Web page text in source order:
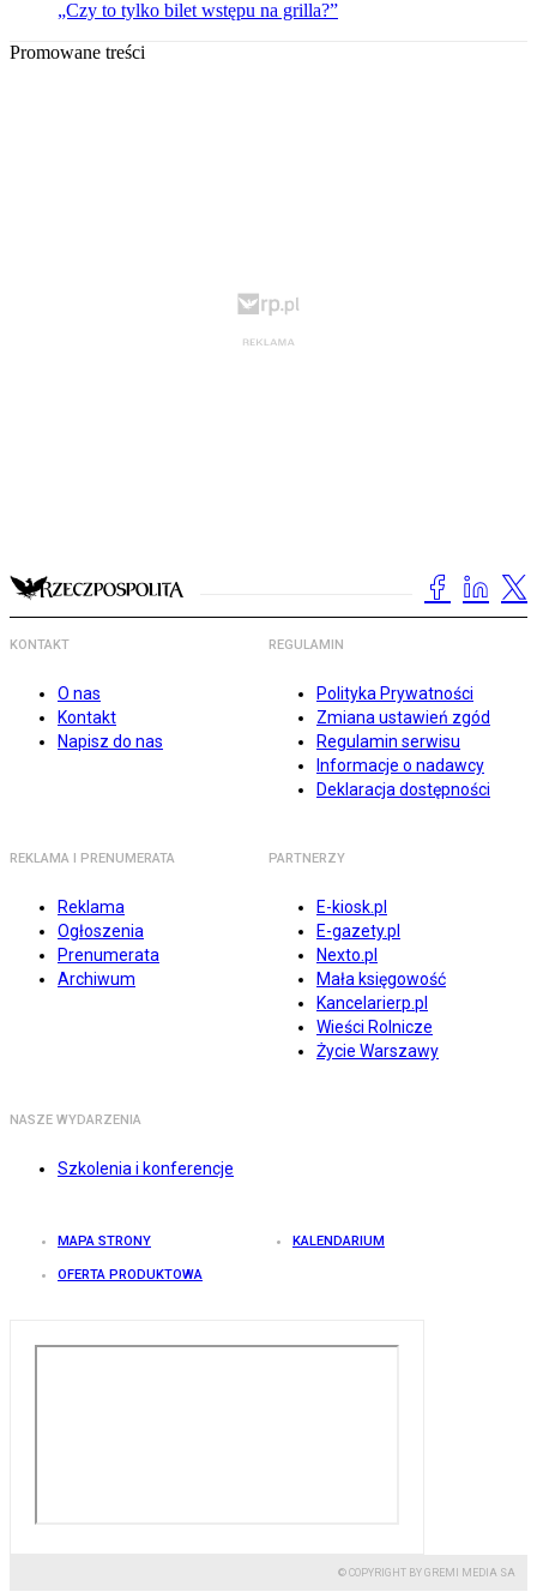
„Czy to tylko bilet wstępu na grilla?”
Promowane treści
KONTAKT
O nas
Kontakt
Napisz do nas
REGULAMIN
Polityka Prywatności
Zmiana ustawień zgód
Regulamin serwisu
Informacje o nadawcy
Deklaracja dostępności
REKLAMA I PRENUMERATA
Reklama
Ogłoszenia
Prenumerata
Archiwum
PARTNERZY
E-kiosk.pl
E-gazety.pl
Nexto.pl
Mała księgowość
Kancelarierp.pl
Wieści Rolnicze
Życie Warszawy
NASZE WYDARZENIA
Szkolenia i konferencje
MAPA STRONY KALENDARIUM
OFERTA PRODUKTOWA
© COPYRIGHT BY GREMI MEDIA SA